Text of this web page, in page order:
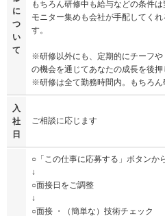
に
つ
い
て
もちろん研修中も給与などの条件は
モニター集めも会社が手配してく
す。
※研修以外にも、定期的にチーフ
の機会を通じてあなたの成長を後押
※研修は全て勤務時間内。もちろん
入
社
日
ご相談に応じます
○「この仕事に応募する」ボタンか
↓
○面接日をご調整
↓
○面接 ・（簡単な）技術チェック